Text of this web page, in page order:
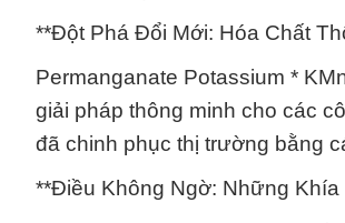
**Đột Phá Đổi Mới: Hóa Chất
Permanganate Potassium *
giải pháp thông minh cho các
đã chinh phục thị trường bằng
**Điều Không Ngờ: Những